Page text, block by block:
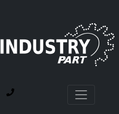
Hallo! Ich kann Ihnen gerne
Servicedienstleistungen